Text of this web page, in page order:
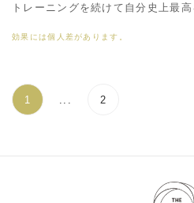
トレーニングを続けて自分史上最高
効果には個人差があります。
1 ... 2